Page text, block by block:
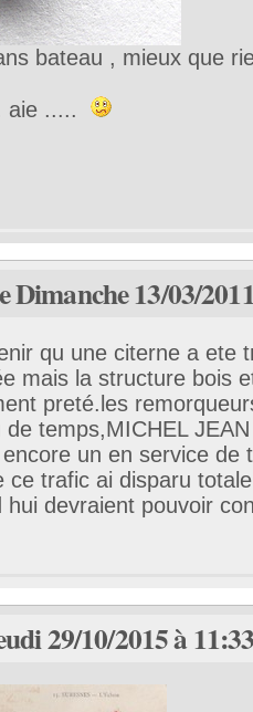
bateau , mieux que
aie .....
Dimanche 13/03/
qu une citerne a ete
mais la structure bois
preté.les
temps,MICHEL
un en service de
ce trafic ai disparu
hui devraient pouvoir
29/10/2015 à